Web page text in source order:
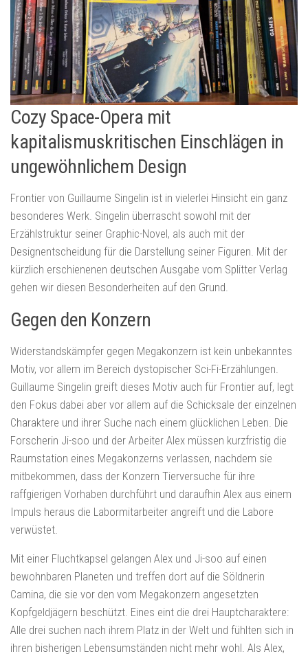
Cozy Space-Opera mit
kapitalismuskritischen Einschlägen in
ungewöhnlichem Design
Frontier von Guillaume Singelin ist in vielerlei Hinsicht ein ganz
besonderes Werk. Singelin überrascht sowohl mit der
Erzählstruktur seiner Graphic-Novel, als auch mit der
Designentscheidung für die Darstellung seiner Figuren. Mit der
kürzlich erschienenen deutschen Ausgabe vom Splitter Verlag
gehen wir diesen Besonderheiten auf den Grund.
Gegen den Konzern
Widerstandskämpfer gegen Megakonzern ist kein unbekanntes
Motiv, vor allem im Bereich dystopischer Sci-Fi-Erzählungen.
Guillaume Singelin greift dieses Motiv auch für Frontier auf, legt
den Fokus dabei aber vor allem auf die Schicksale der einzelnen
Charaktere und ihrer Suche nach einem glücklichen Leben. Die
Forscherin Ji-soo und der Arbeiter Alex müssen kurzfristig die
Raumstation eines Megakonzerns verlassen, nachdem sie
mitbekommen, dass der Konzern Tierversuche für ihre
raffgierigen Vorhaben durchführt und daraufhin Alex aus einem
Impuls heraus die Labormitarbeiter angreift und die Labore
verwüstet.
Mit einer Fluchtkapsel gelangen Alex und Ji-soo auf einen
bewohnbaren Planeten und treffen dort auf die Söldnerin
Camina, die sie vor den vom Megakonzern angesetzten
Kopfgeldjägern beschützt. Eines eint die drei Hauptcharaktere:
Alle drei suchen nach ihrem Platz in der Welt und fühlten sich in
ihren bisherigen Lebensumständen nicht mehr wohl. Als Alex,